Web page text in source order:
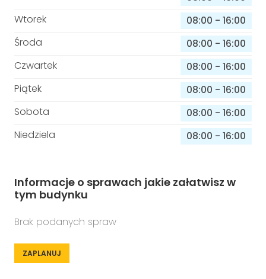
Wtorek
08:00 - 16:00
Środa
08:00 - 16:00
Czwartek
08:00 - 16:00
Piątek
08:00 - 16:00
Sobota
08:00 - 16:00
Niedziela
08:00 - 16:00
Informacje o sprawach jakie załatwisz w
tym budynku
Brak podanych spraw
ZAPLANUJ